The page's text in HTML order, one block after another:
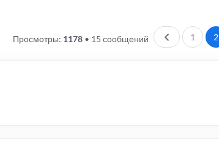
15 сообщений Пред.
1 2
Просмотры: 1178•